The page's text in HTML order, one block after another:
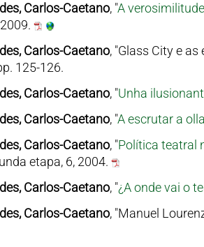
Carlos-Caetano, "A
Carlos-Caetano, "Glass City e
125-126.
Carlos-Caetano, "Unha
Carlos-Caetano, "A escrutar a
Carlos-Caetano, "Política teatral
etapa, 6, 2004.
Carlos-Caetano, "¿A onde vai o
Carlos-Caetano, "Manuel